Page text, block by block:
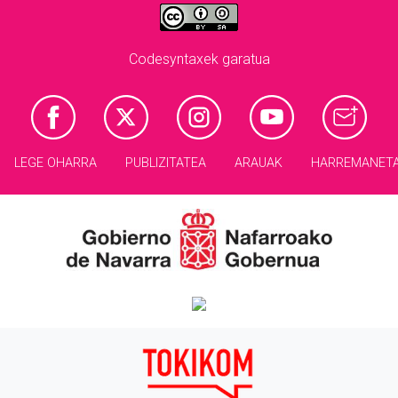
Codesyntaxek garatua
LEGE OHARRA PUBLIZITATEA ARAUAK